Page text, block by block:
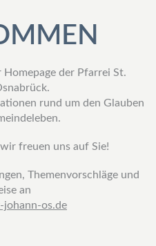
der Pfarrei St.
rund um den Glauben
ir freuen uns auf Sie!
Themenvorschläge und
an
johann-os.de